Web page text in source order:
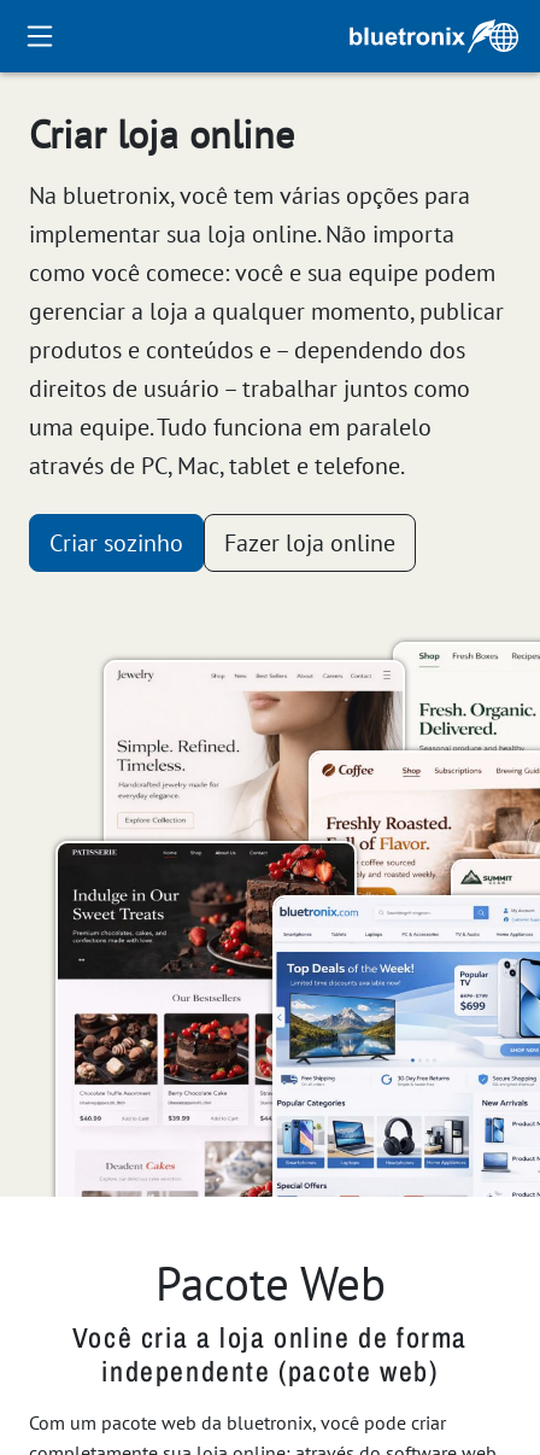
Criar loja online
Na bluetronix, você tem várias opções para
implementar sua loja online. Não importa
como você comece: você e sua equipe podem
gerenciar a loja a qualquer momento, publicar
produtos e conteúdos e – dependendo dos
direitos de usuário – trabalhar juntos como
uma equipe. Tudo funciona em paralelo
através de PC, Mac, tablet e telefone.
Criar sozinho Fazer loja online
Pacote Web
Você cria a loja online de forma
independente (pacote web)
Com um pacote web da bluetronix, você pode criar